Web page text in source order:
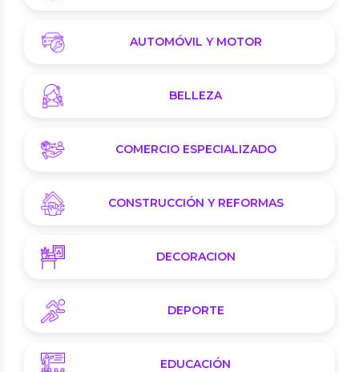
AUTOMÓVIL Y MOTOR
BELLEZA
COMERCIO ESPECIALIZADO
CONSTRUCCIÓN Y REFORMAS
DECORACION
DEPORTE
EDUCACIÓN